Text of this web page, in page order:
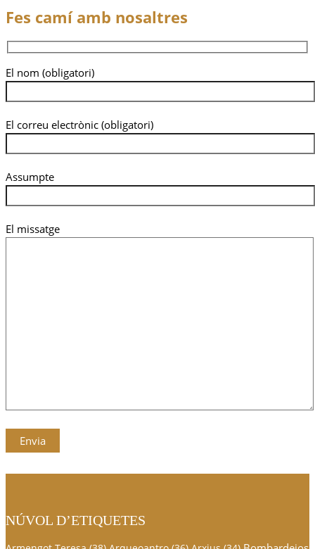
Fes camí amb nosaltres
El nom (obligatori)
El correu electrònic (obligatori)
Assumpte
El missatge
NÚVOL D’ETIQUETES